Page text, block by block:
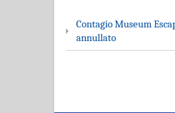
Contagio Museum
annullato